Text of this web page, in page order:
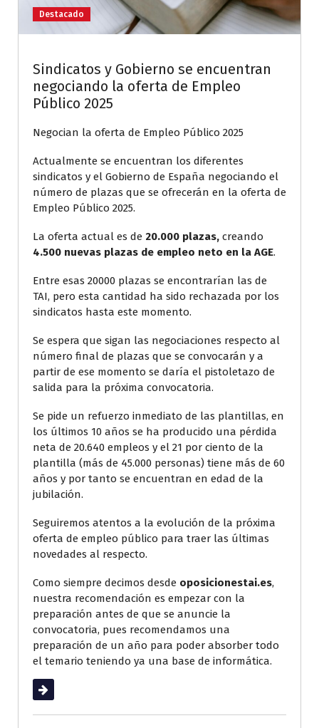
Destacado
Sindicatos y Gobierno se encuentran
negociando la oferta de Empleo
Público 2025
Negocian la oferta de Empleo Público 2025
Actualmente se encuentran los diferentes
sindicatos y el Gobierno de España negociando el
número de plazas que se ofrecerán en la oferta de
Empleo Público 2025.
La oferta actual es de 20.000 plazas, creando
4.500 nuevas plazas de empleo neto en la AGE.
Entre esas 20000 plazas se encontrarían las de
TAI, pero esta cantidad ha sido rechazada por los
sindicatos hasta este momento.
Se espera que sigan las negociaciones respecto al
número final de plazas que se convocarán y a
partir de ese momento se daría el pistoletazo de
salida para la próxima convocatoria.
Se pide un refuerzo inmediato de las plantillas, en
los últimos 10 años se ha producido una pérdida
neta de 20.640 empleos y el 21 por ciento de la
plantilla (más de 45.000 personas) tiene más de 60
años y por tanto se encuentran en edad de la
jubilación.
Seguiremos atentos a la evolución de la próxima
oferta de empleo público para traer las últimas
novedades al respecto.
Como siempre decimos desde oposicionestai.es,
nuestra recomendación es empezar con la
preparación antes de que se anuncie la
convocatoria, pues recomendamos una
preparación de un año para poder absorber todo
el temario teniendo ya una base de informática.
Leer más